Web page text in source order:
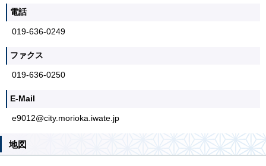
電話
019-636-0249
ファクス
019-636-0250
E-Mail
e9012@city.morioka.iwate.jp
地図